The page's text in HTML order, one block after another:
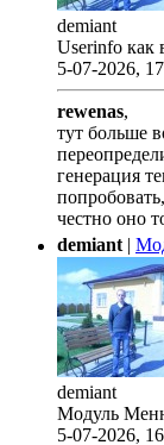
demiant
Userinfo как
5-07-2026,
rewenas,
тут больше
генерация
честно оно
demiant|
demiant
Модуль
5-07-2026,